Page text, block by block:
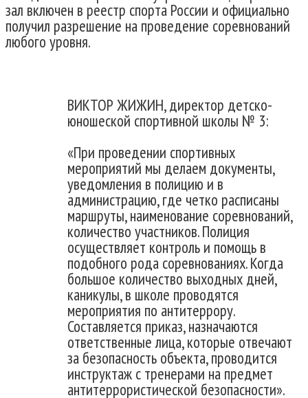
зал включен в реестр спорта России и официально
получил разрешение на проведение соревнований
любого уровня.
ВИКТОР ЖИЖИН, директор детско-
юношеской спортивной школы № 3:
«При проведении спортивных
мероприятий мы делаем документы,
уведомления в полицию и в
администрацию, где четко расписаны
маршруты, наименование соревнований,
количество участников. Полиция
осуществляет контроль и помощь в
подобного рода соревнованиях. Когда
большое количество выходных дней,
каникулы, в школе проводятся
мероприятия по антитеррору.
Составляется приказ, назначаются
ответственные лица, которые отвечают
за безопасность объекта, проводится
инструктаж с тренерами на предмет
антитеррористической безопасности».